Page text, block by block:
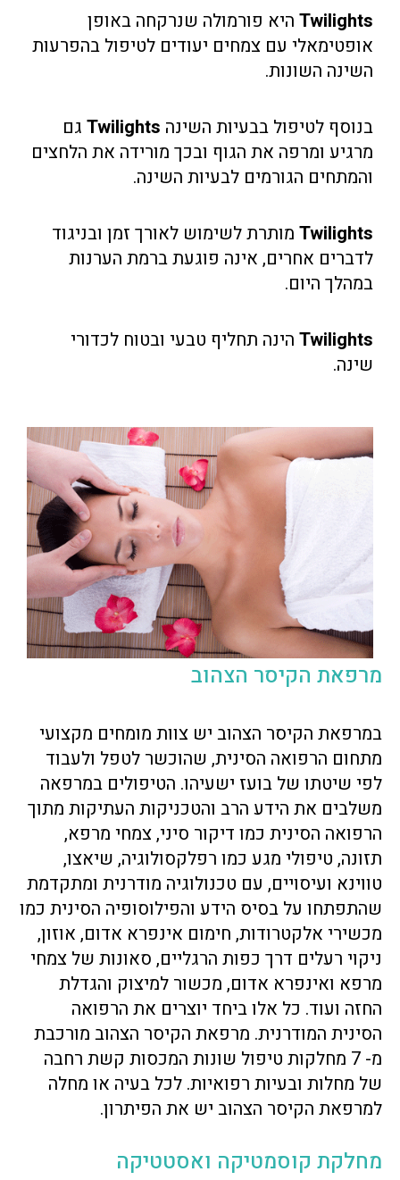
Twilights היא פורמולה שנרקחה באופן
אופטימאלי עם צמחים יעודים לטיפול בהפרעות
השינה השונות.
בנוסף לטיפול בבעיות השינה Twilights גם
מרגיע ומרפה את הגוף ובכך מורידה את הלחצים
והמתחים הגורמים לבעיות השינה.
Twilights מותרת לשימוש לאורך זמן ובניגוד
לדברים אחרים, אינה פוגעת ברמת הערנות
במהלך היום.
Twilights הינה תחליף טבעי ובטוח לכדורי
שינה.
מרפאת הקיסר הצהוב
במרפאת הקיסר הצהוב יש צוות מומחים מקצועי
מתחום הרפואה הסינית, שהוכשר לטפל ולעבוד
לפי שיטתו של בועז ישעיהו. הטיפולים במרפאה
משלבים את הידע הרב והטכניקות העתיקות מתוך
הרפואה הסינית כמו דיקור סיני, צמחי מרפא,
תזונה, טיפולי מגע כמו רפלקסולוגיה, שיאצו,
טווינא ועיסויים, עם טכנולוגיה מודרנית ומתקדמת
שהתפתחו על בסיס הידע והפילוסופיה הסינית כמו
מכשירי אלקטרודות, חימום אינפרא אדום, אוזון,
ניקוי רעלים דרך כפות הרגליים, סאונות של צמחי
מרפא ואינפרא אדום, מכשור למיצוק והגדלת
החזה ועוד. כל אלו ביחד יוצרים את הרפואה
הסינית המודרנית. מרפאת הקיסר הצהוב מורכבת
מ- 7 מחלקות טיפול שונות המכסות קשת רחבה
של מחלות ובעיות רפואיות. לכל בעיה או מחלה
למרפאת הקיסר הצהוב יש את הפיתרון.
מחלקת קוסמטיקה ואסטטיקה